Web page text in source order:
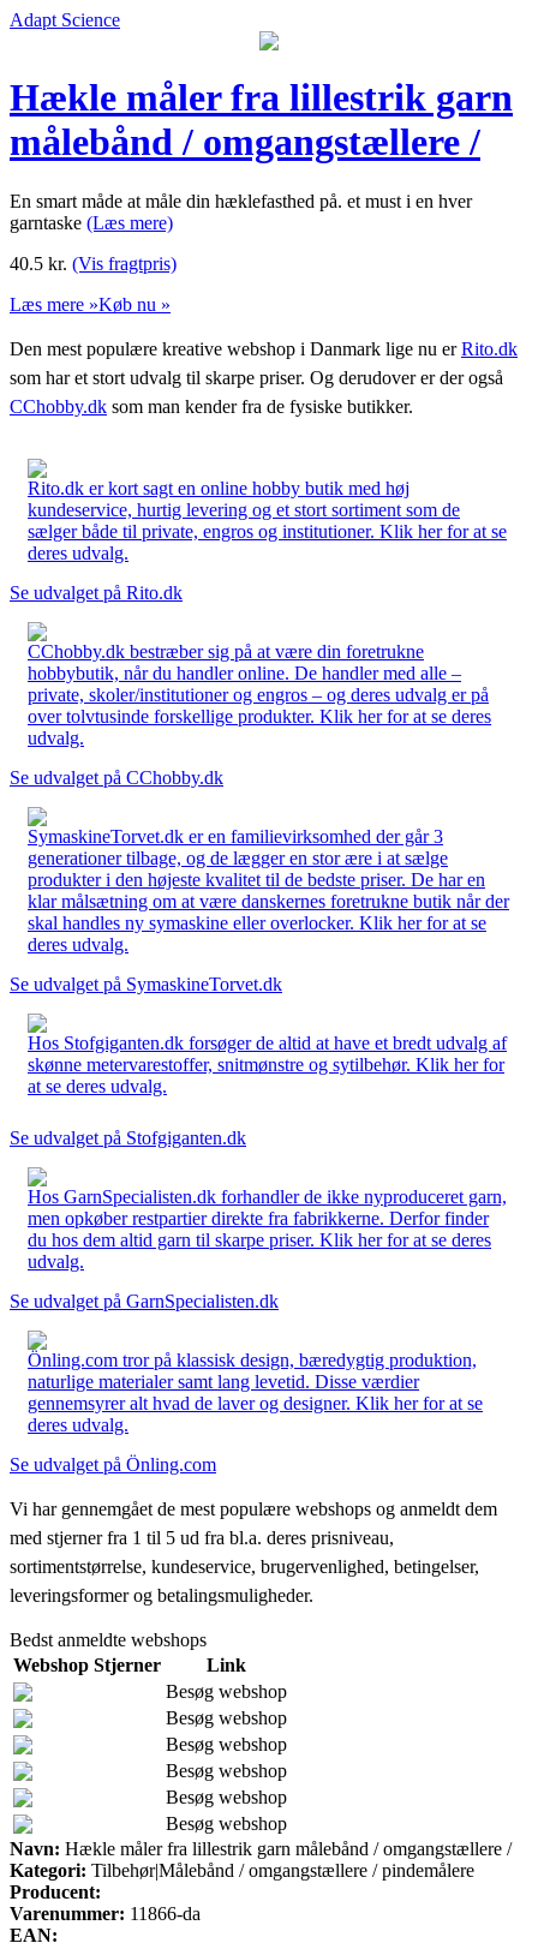
Adapt Science
Hækle måler fra lillestrik garn
målebånd / omgangstællere /
En smart måde at måle din hæklefasthed på. et must i en hver
garntaske (Læs mere)
40.5 kr. (Vis fragtpris)
Læs mere »Køb nu »
Den mest populære kreative webshop i Danmark lige nu erRito.dk
som har et stort udvalg til skarpe priser. Og derudover er der også
CChobby.dk som man kender fra de fysiske butikker.
Rito.dk er kort sagt en online hobby butik med høj
kundeservice, hurtig levering og et stort sortiment som de
sælger både til private, engros og institutioner. Klik her for at se
deres udvalg.
Se udvalget på Rito.dk
CChobby.dk bestræber sig på at være din foretrukne
hobbybutik, når du handler online. De handler med alle –
private, skoler/institutioner og engros – og deres udvalg er på
over tolvtusinde forskellige produkter. Klik her for at se deres
udvalg.
Se udvalget på CChobby.dk
SymaskineTorvet.dk er en familievirksomhed der går 3
generationer tilbage, og de lægger en stor ære i at sælge
produkter i den højeste kvalitet til de bedste priser. De har en
klar målsætning om at være danskernes foretrukne butik når der
skal handles ny symaskine eller overlocker. Klik her for at se
deres udvalg.
Se udvalget på SymaskineTorvet.dk
Hos Stofgiganten.dk forsøger de altid at have et bredt udvalg af
skønne metervarestoffer, snitmønstre og sytilbehør. Klik her for
at se deres udvalg.
Se udvalget på Stofgiganten.dk
Hos GarnSpecialisten.dk forhandler de ikke nyproduceret garn,
men opkøber restpartier direkte fra fabrikkerne. Derfor finder
du hos dem altid garn til skarpe priser. Klik her for at se deres
udvalg.
Se udvalget på GarnSpecialisten.dk
Önling.com tror på klassisk design, bæredygtig produktion,
naturlige materialer samt lang levetid. Disse værdier
gennemsyrer alt hvad de laver og designer. Klik her for at se
deres udvalg.
Se udvalget på Önling.com
Vi har gennemgået de mest populære webshops og anmeldt dem
med stjerner fra 1 til 5 ud fra bl.a. deres prisniveau,
sortimentstørrelse, kundeservice, brugervenlighed, betingelser,
leveringsformer og betalingsmuligheder.
Bedst anmeldte webshops
Webshop Stjerner
Link
Besøg webshop
Besøg webshop
Besøg webshop
Besøg webshop
Besøg webshop
Besøg webshop
Navn: Hækle måler fra lillestrik garn målebånd / omgangstællere /
Kategori: Tilbehør|Målebånd / omgangstællere / pindemålere
Producent:
Varenummer: 11866-da
EAN: